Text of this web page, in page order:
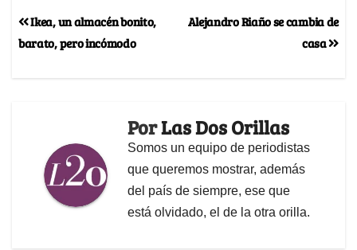
Alejandro Riaño se cambia de
casa
Ikea, un almacén bonito,
barato, pero incómodo
PorLas Dos Orillas
Somos un equipo de periodistas
que queremos mostrar, además
del país de siempre, ese que
está olvidado, el de la otra orilla.